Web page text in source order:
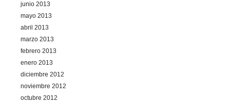
junio 2013
mayo 2013
abril 2013
marzo 2013
febrero 2013
enero 2013
diciembre 2012
noviembre 2012
octubre 2012